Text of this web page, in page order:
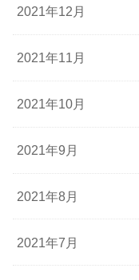
2021年12月
2021年11月
2021年10月
2021年9月
2021年8月
2021年7月